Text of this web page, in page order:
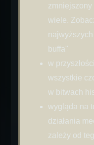
wiele.
buffa"
w
wszystkie
w bitwach
wygląda na
działania
zależy od